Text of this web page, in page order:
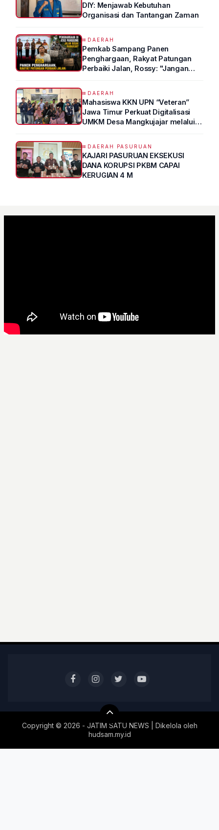
DIY: Menjawab Kebutuhan
Organisasi dan Tantangan Zaman
DAERAH
Pemkab Sampang Panen
Penghargaan, Rakyat Patungan
Perbaiki Jalan, Rossy: "Jangan
DAERAH
Mahasiswa KKN UPN “Veteran”
Jawa Timur Perkuat Digitalisasi
UMKM Desa Mangkujajar melalui
DAERAH PASURUAN
KAJARI PASURUAN EKSEKUSI
DANA KORUPSI PKBM CAPAI
KERUGIAN 4 M
Copyright © 2026 - JATIM SATU NEWS | Dikelola oleh
hudsam.my.id